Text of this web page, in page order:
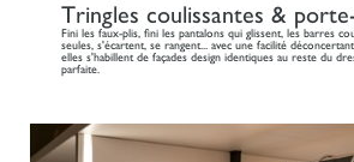
Tringles coulissantes &
Fini les faux-plis, fini les pantalons qui glissent, les barres
seules, s'écartent, se rangent... avec une facilité
elles s'habillent de façades design identiques au reste du
parfaite.